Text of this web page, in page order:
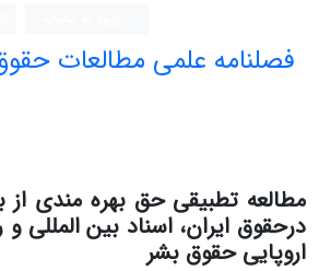
فصلنامه علمی مطالعات
مطالعه تطبیقی حق بهره مندی
درحقوق ایران، اسناد بین المللی
اروپایی حقوق بشر